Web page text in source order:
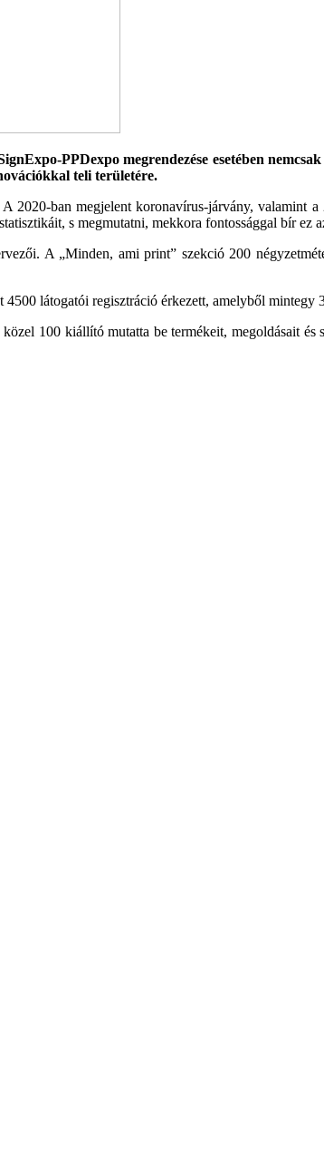
PPDexpo megrendezése esetében
teli területére.
ban megjelent koronavírus-járvány, valamint
s megmutatni, mekkora fontossággal bír ez
A „Minden, ami print” szekció 200
látogatói regisztráció érkezett, amelyből mintegy
100 kiállító mutatta be termékeit, megoldásait